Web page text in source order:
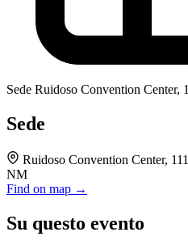
Sede Ruidoso Convention Center,
Sede
Ruidoso Convention Center,
NM
Find on map →
Su questo evento